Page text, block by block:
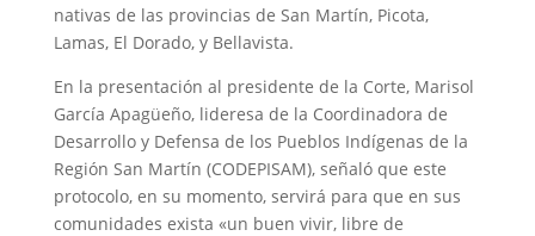
nativas de las provincias de San Martín, Picota,
Lamas, El Dorado, y Bellavista.
En la presentación al presidente de la Corte, Marisol
García Apagüeño, lideresa de la Coordinadora de
Desarrollo y Defensa de los Pueblos Indígenas de la
Región San Martín (CODEPISAM), señaló que este
protocolo, en su momento, servirá para que en sus
comunidades exista «un buen vivir, libre de